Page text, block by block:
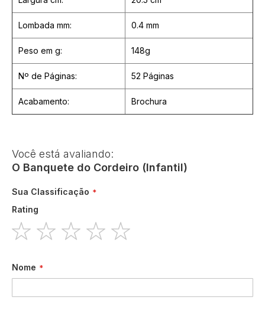
Lombada mm: 0.4 mm
Peso em g: 148g
Nº de Páginas: 52 Páginas
Acabamento: Brochura
Você está avaliando:
O Banquete do Cordeiro (Infantil)
Sua Classificação
Rating
Nome